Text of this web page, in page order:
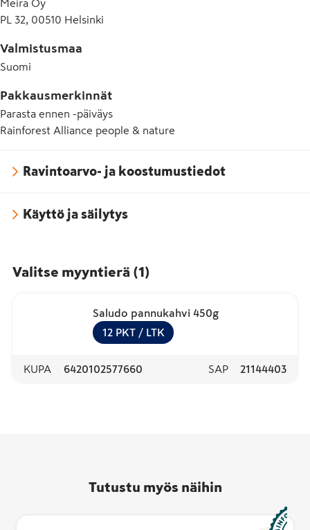
Meira Oy
PL 32, 00510 Helsinki
Valmistusmaa
Suomi
Pakkausmerkinnät
Parasta ennen -päiväys
Rainforest Alliance people & nature
Ravintoarvo- ja koostumustiedot
Käyttö ja säilytys
Valitse myyntierä (1)
Saludo pannukahvi 450g
12 PKT / LTK
KUPA 6420102577660 SAP 21144403
Tutustu myös näihin